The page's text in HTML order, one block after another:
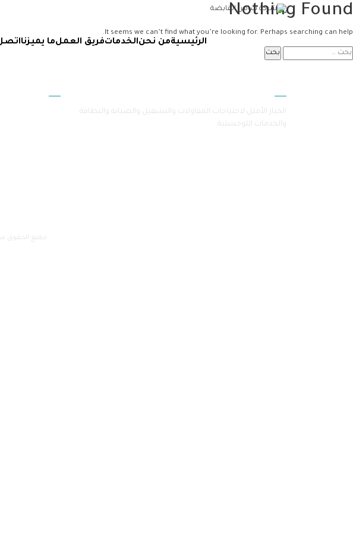
الرئيسيةمن نحنالخدماتفريق العملما يميزنا
Nothing Found
It seems we can’t find what you’re looking for. Perhaps searching can help.
الخيار الأمثل لاحتياجات المقاولات والتشغيل والصيانة والنظافة
والخدمات اللوجستية
جميع الحقوق